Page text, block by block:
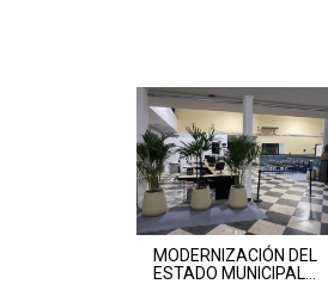
MODERNIZACIÓN DEL
ESTADO MUNICIPAL…